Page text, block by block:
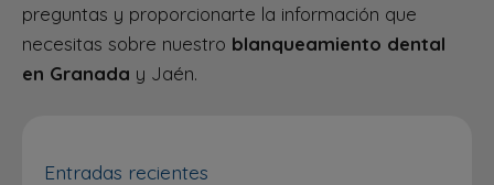
preguntas y proporcionarte la información que
necesitas sobre nuestro blanqueamiento dental
en Granada y Jaén.
Entradas recientes